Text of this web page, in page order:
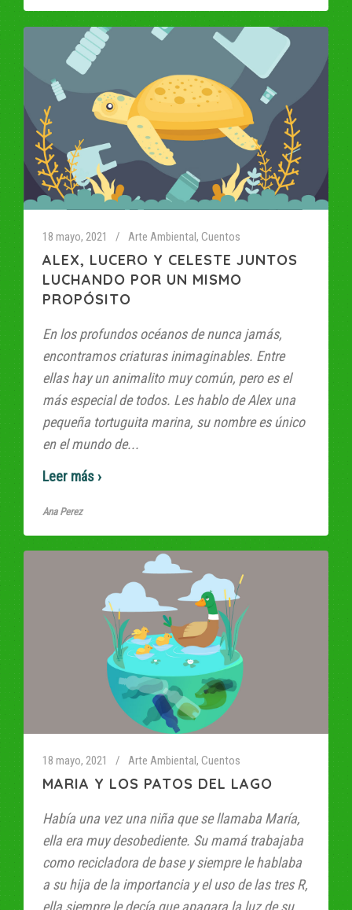
18 mayo, 2021 Arte Ambiental, Cuentos
ALEX, LUCERO Y CELESTE JUNTOS
LUCHANDO POR UN MISMO
PROPÓSITO
En los profundos océanos de nunca jamás,
encontramos criaturas inimaginables. Entre
ellas hay un animalito muy común, pero es el
más especial de todos. Les hablo de Alex una
pequeña tortuguita marina, su nombre es único
en el mundo de...
Ana Perez
18 mayo, 2021 Arte Ambiental, Cuentos
MARIA Y LOS PATOS DEL LAGO
Había una vez una niña que se llamaba María,
ella era muy desobediente. Su mamá trabajaba
como recicladora de base y siempre le hablaba
a su hija de la importancia y el uso de las tres R,
ella siempre le decía que apagara la luz de su...